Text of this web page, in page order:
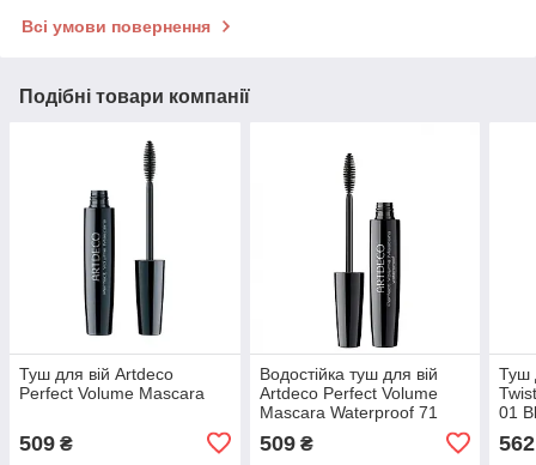
Всі умови повернення
Подібні товари компанії
Туш для вій Artdeco
Perfect Volume Mascara
509 ₴
Водостійка туш для вій
Artdeco Perfect Volume
Mascara Waterproof 71
509₴
Туш
01
562